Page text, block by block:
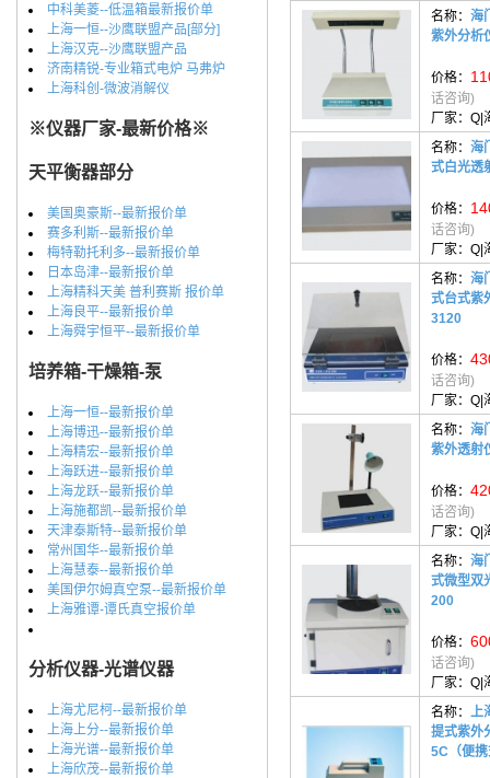
中科美菱--低温箱最新报价单
上海一恒--沙鹰联盟产品[部分]
上海汉克--沙鹰联盟产品
济南精锐-专业箱式电炉 马弗炉
上海科创-微波消解仪
※仪器厂家-最新价格※
天平衡器部分
美国奥豪斯--最新报价单
赛多利斯--最新报价单
梅特勒托利多--最新报价单
日本岛津--最新报价单
上海精科天美 普利赛斯 报价单
上海良平--最新报价单
上海舜宇恒平--最新报价单
培养箱-干燥箱-泵
上海一恒--最新报价单
上海博迅--最新报价单
上海精宏--最新报价单
上海跃进--最新报价单
上海龙跃--最新报价单
上海施都凯--最新报价单
天津泰斯特--最新报价单
常州国华--最新报价单
上海慧泰--最新报价单
美国伊尔姆真空泵--最新报价单
上海雅谭-谭氏真空报价单
分析仪器-光谱仪器
上海尤尼柯--最新报价单
上海上分--最新报价单
上海光谱--最新报价单
上海欣茂--最新报价单
名称： 海
紫外分析
价格：
话咨询)
厂家： Q|
名称： 海
式白光透
价格：
话咨询)
厂家： Q|
名称： 海
式台式紫
3120
价格：
话咨询)
厂家： Q|
名称： 海
紫外透射
价格：
话咨询)
厂家： Q|
名称： 海
式微型双
200
价格：
话咨询)
厂家： Q|
名称： 上
提式紫外
5C（便